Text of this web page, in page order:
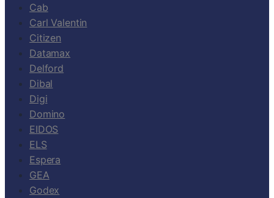
Cab
Carl Valentin
Citizen
Datamax
Delford
Dibal
Digi
Domino
EIDOS
ELS
Espera
GEA
Godex